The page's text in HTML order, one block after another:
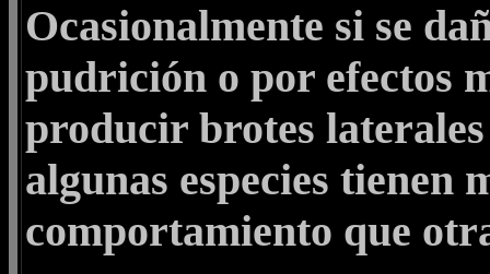
Ocasionalmente si se
pudrición o por efectos
producir brotes
algunas especies tienen
comportamiento que